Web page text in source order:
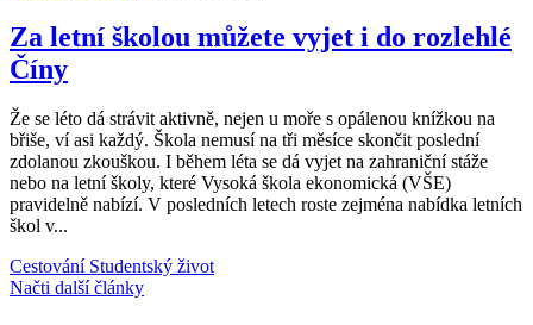
Za letní školou můžete vyjet i do rozlehlé
Číny
Že se léto dá strávit aktivně, nejen u moře s opálenou knížkou na
břiše, ví asi každý. Škola nemusí na tři měsíce skončit poslední
zdolanou zkouškou. I během léta se dá vyjet na zahraniční stáže
nebo na letní školy, které Vysoká škola ekonomická (VŠE)
pravidelně nabízí. V posledních letech roste zejména nabídka letních
škol v...
Cestování Studentský život
Načti další články